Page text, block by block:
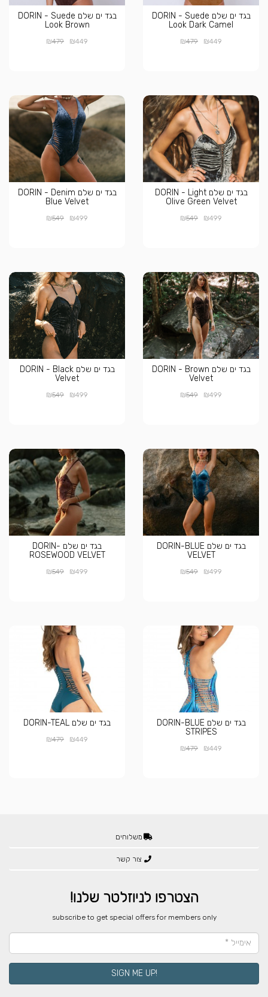
בגד ים שלם DORIN - Suede
Look Dark Camel
₪449
₪479
בגד ים שלם DORIN - Suede
Look Brown
₪449
₪479
בגד ים שלם DORIN - Light
Olive Green Velvet
₪499
₪549
בגד ים שלם DORIN - Denim
Blue Velvet
₪499
₪549
בגד ים שלם DORIN - Brown
Velvet
₪499
₪549
בגד ים שלם DORIN - Black
Velvet
₪499
₪549
בגד ים שלם DORIN-BLUE
VELVET
₪499
₪549
בגד ים שלם DORIN-
ROSEWOOD VELVET
₪499
₪549
בגד ים שלם DORIN-BLUE
STRIPES
₪449
₪479
בגד ים שלם DORIN-TEAL
₪449
₪479
משלוחים
צור קשר
הצטרפו לניוזלטר שלנו!
​subscribe to get special offers for members only
!SIGN ME UP